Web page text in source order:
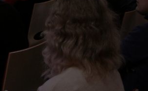
на установочную консультацию
чтобы понять, что нужно сделать, чтобы ваш
для инвестиций.
пошаговую инструкцию по привлечению
в ваш проект!